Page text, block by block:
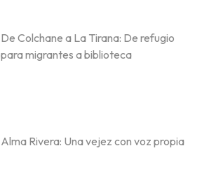
De Colchane a La Tirana: De refugio
para migrantes a biblioteca
Alma Rivera: Una vejez con voz propia